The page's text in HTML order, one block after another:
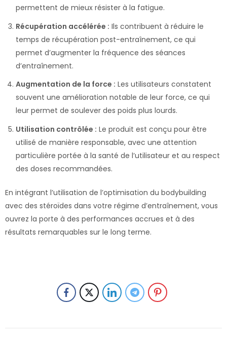
permettent de mieux résister à la fatigue.
Récupération accélérée : Ils contribuent à réduire le
temps de récupération post-entraînement, ce qui
permet d’augmenter la fréquence des séances
d’entraînement.
Augmentation de la force : Les utilisateurs constatent
souvent une amélioration notable de leur force, ce qui
leur permet de soulever des poids plus lourds.
Utilisation contrôlée : Le produit est conçu pour être
utilisé de manière responsable, avec une attention
particulière portée à la santé de l’utilisateur et au respect
des doses recommandées.
En intégrant l’utilisation de l’optimisation du bodybuilding
avec des stéroïdes dans votre régime d’entraînement, vous
ouvrez la porte à des performances accrues et à des
résultats remarquables sur le long terme.